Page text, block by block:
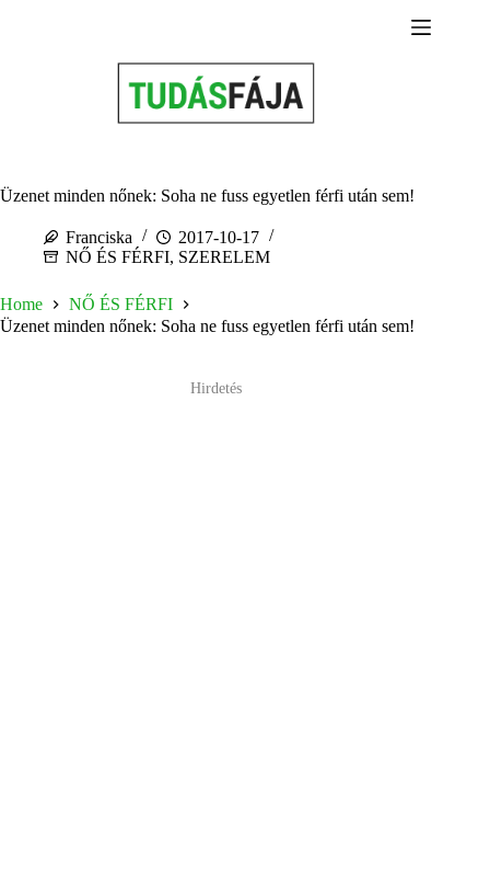
Üzenet minden nőnek: Soha ne fuss egyetlen férfi után sem!
Franciska
2017-10-17
NŐ ÉS FÉRFI, SZERELEM
Home
NŐ ÉS FÉRFI
Üzenet minden nőnek: Soha ne fuss egyetlen férfi után sem!
Hirdetés